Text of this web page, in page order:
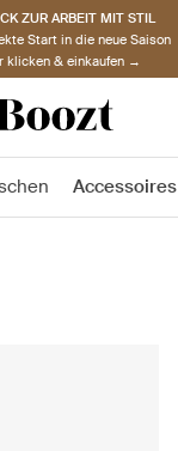
ZUR ARBEIT MIT STIL
Start in die neue Saison
klicken & einkaufen →
Accessoires